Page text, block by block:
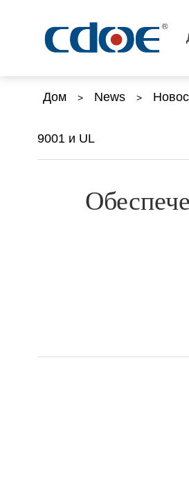
Продукты
Дом> News>
9001 и UL